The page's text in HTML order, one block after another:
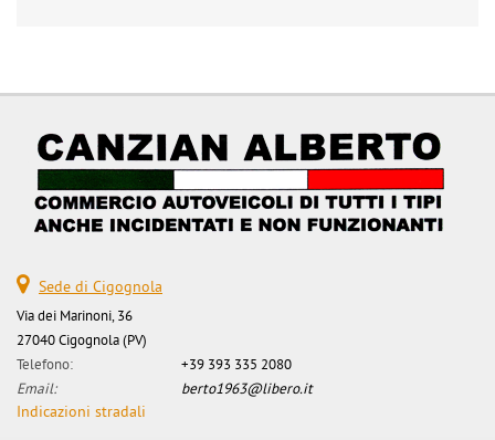
Sede di Cigognola
Via dei Marinoni, 36
27040 Cigognola (PV)
Telefono:
+39 393 335 2080
Email:
berto1963@libero.it
Indicazioni stradali